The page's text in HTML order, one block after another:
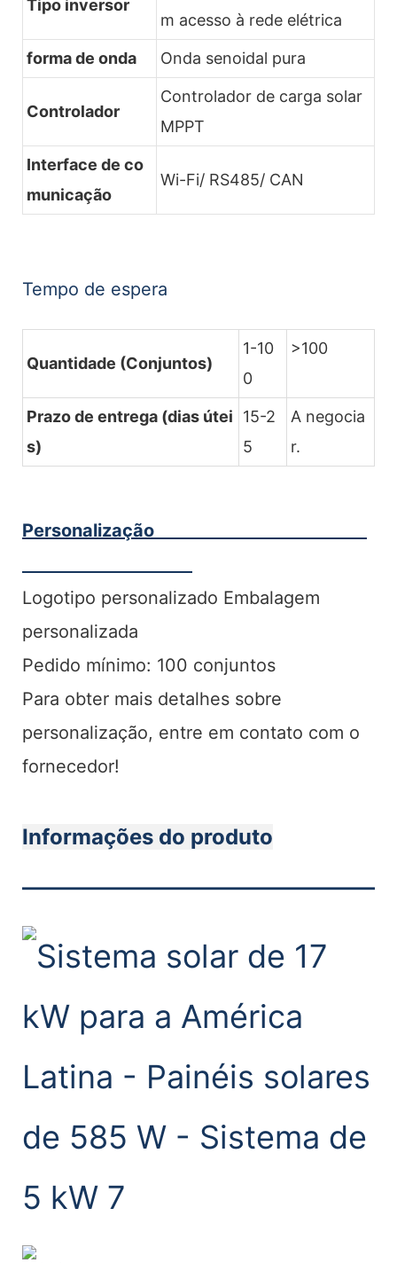
Tipo inversor
m acesso à rede elétrica
forma de onda Onda senoidal pura
Controlador
Controlador de carga solar
MPPT
Interface de co
municação
Wi-Fi/ RS485/ CAN
Tempo de espera
Quantidade (Conjuntos)
1-10
0
>100
Prazo de entrega (dias útei
s)
15-2
5
A negocia
r.
Personalização
Logotipo personalizado Embalagem
personalizada
Pedido mínimo: 100 conjuntos
Para obter mais detalhes sobre
personalização, entre em contato com o
fornecedor!
Informações do produto